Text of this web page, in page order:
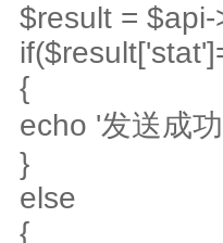
$result =
{
echo '发送成
}
else
{